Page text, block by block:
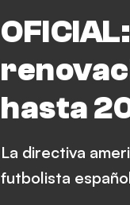
hasta
La directiva
futbolista